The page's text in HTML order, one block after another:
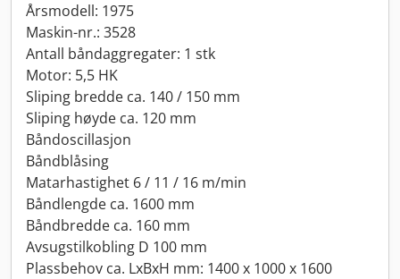
Årsmodell: 1975
Maskin-nr.: 3528
Antall båndaggregater: 1 stk
Motor: 5,5 HK
Sliping bredde ca. 140 / 150 mm
Sliping høyde ca. 120 mm
Båndoscillasjon
Båndblåsing
Matarhastighet 6 / 11 / 16 m/min
Båndlengde ca. 1600 mm
Båndbredde ca. 160 mm
Avsugstilkobling D 100 mm
Plassbehov ca. LxBxH mm: 1400 x 1000 x 1600